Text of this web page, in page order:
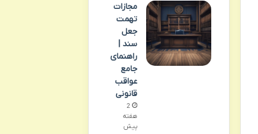
مجازات
تهمت
جعل
سند |
راهنمای
جامع
عواقب
قانونی
2
هفته
پیش